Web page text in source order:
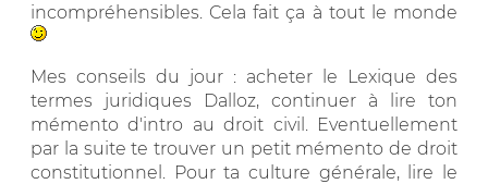
incompréhensibles. Cela fait ça à tout le monde
Mes conseils du jour : acheter le Lexique des
termes juridiques Dalloz, continuer à lire ton
mémento d'intro au droit civil. Eventuellement
par la suite te trouver un petit mémento de droit
constitutionnel. Pour ta culture générale, lire le